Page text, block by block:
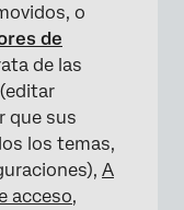
o
de
de las
que sus
los temas,
A
acceso,